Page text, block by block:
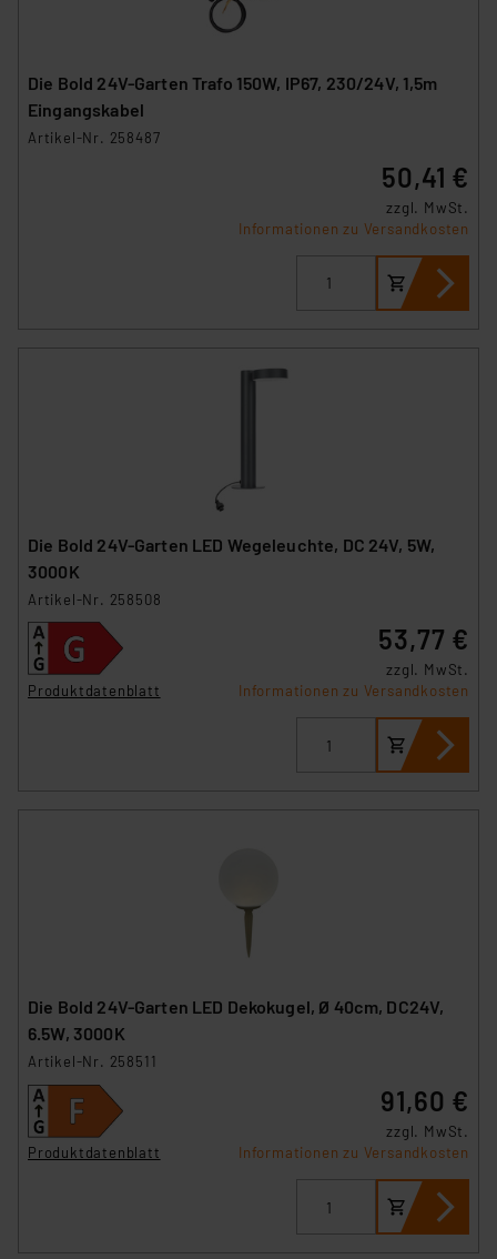
Die Bold 24V-Garten Trafo 150W, IP67, 230/24V, 1,5m
Eingangskabel
Artikel-Nr. 258487
50,41 €
zzgl. MwSt.
Informationen zu Versandkosten
Die Bold 24V-Garten LED Wegeleuchte, DC 24V, 5W,
3000K
Artikel-Nr. 258508
Produktdatenblatt
53,77 €
zzgl. MwSt.
Informationen zu Versandkosten
Die Bold 24V-Garten LED Dekokugel, Ø 40cm, DC24V,
6.5W, 3000K
Artikel-Nr. 258511
Produktdatenblatt
91,60 €
zzgl. MwSt.
Informationen zu Versandkosten